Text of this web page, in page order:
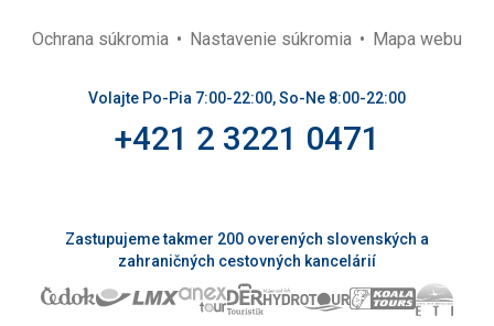
Ochrana súkromia Nastavenie súkromia Mapa webu
Volajte Po-Pia 7:00-22:00, So-Ne 8:00-22:00
+421 2 3221 0471
Zastupujeme takmer 200 overených slovenských a
zahraničných cestovných kancelárií